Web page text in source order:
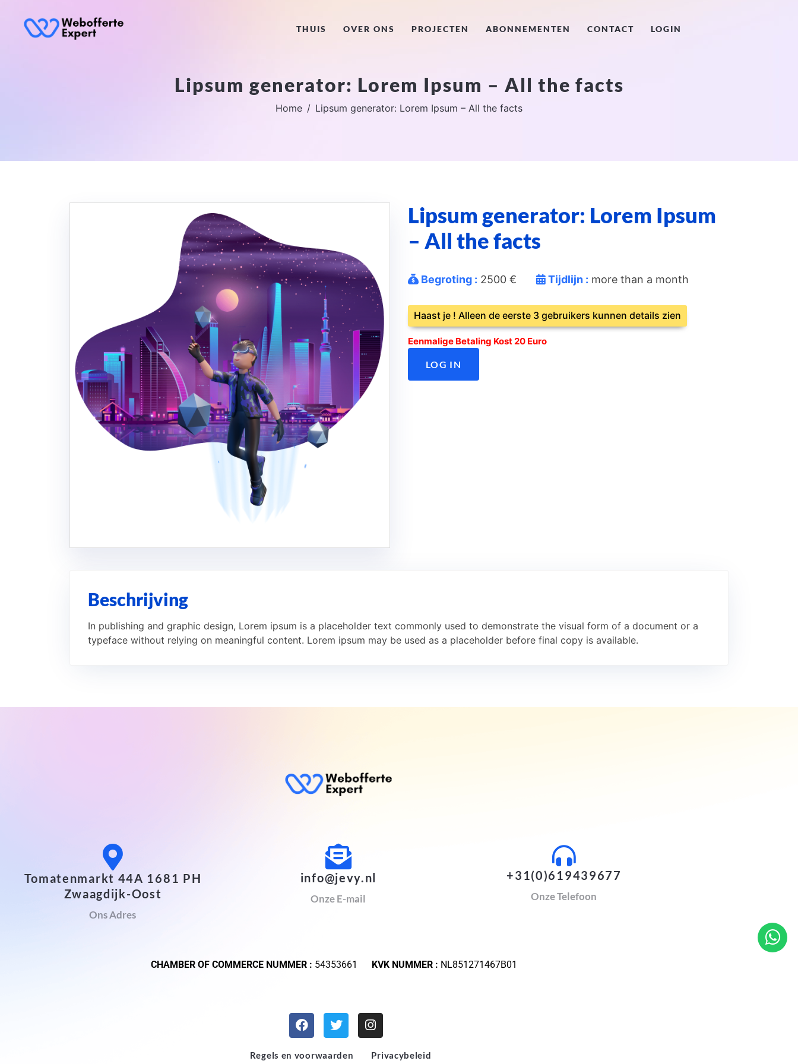
THUIS OVER ONS PROJECTEN ABONNEMENTEN CONTACT LOGIN
Lipsum generator: Lorem Ipsum – All the facts
Home Lipsum generator: Lorem Ipsum – All the facts
Lipsum generator: Lorem Ipsum
– All the facts
Begroting : 2500 € Tijdlijn : more than a month
Haast je ! Alleen de eerste 3 gebruikers kunnen details zien
Eenmalige Betaling Kost 20 Euro
LOG IN
Beschrijving
In publishing and graphic design, Lorem ipsum is a placeholder text commonly used to demonstrate the visual form of a document or a
typeface without relying on meaningful content. Lorem ipsum may be used as a placeholder before final copy is available.
Tomatenmarkt 44A 1681 PH
Zwaagdijk-Oost
Ons Adres
info@jevy.nl
Onze E-mail
+31(0)619439677
Onze Telefoon
CHAMBER OF COMMERCE NUMMER : 54353661 KVK NUMMER : NL851271467B01
Regels en voorwaarden Privacybeleid